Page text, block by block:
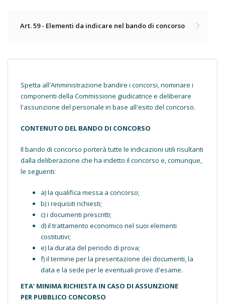
Art. 59 - Elementi da indicare nel bando di concorso
Spetta all'Amministrazione bandire i concorsi, nominare i
componenti della Commissione giudicatrice e deliberare
l'assunzione del personale in base all'esito del concorso.
CONTENUTO DEL BANDO DI CONCORSO
Il bando di concorso porterà tutte le indicazioni utili risultanti
dalla deliberazione che ha indetto il concorso e, comunque,
le seguenti:
a) la qualifica messa a concorso;
b) i requisiti richiesti;
c) i documenti prescritti;
d) il trattamento economico nel suoi elementi
costitutivi;
e) la durata del periodo di prova;
f) il termine per la presentazione dei documenti, la
data e la sede per le eventuali prove d'esame.
ETA’ MINIMA RICHIESTA IN CASO DI ASSUNZIONE
PER PUBBLICO CONCORSO